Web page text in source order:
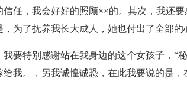
信任，我会好好的照顾××的。其次，我还
，为了抚养我长大成人，她也付出了全部的
我要特别感谢站在我身边的这个女孩子，“
给我。，另我诚惶诚恐，在此我要说的是